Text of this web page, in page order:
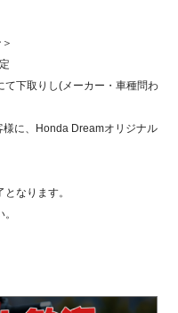
下取りし(メーカー・車種問わ
に、Honda Dreamオリジナル
なります。